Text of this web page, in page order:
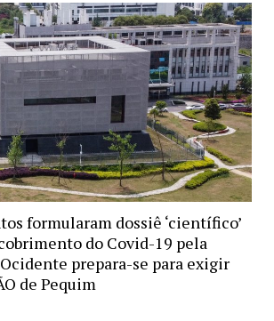
formularam dossiê ‘científico’
do Covid-19 pela
prepara-se para exigir
de Pequim